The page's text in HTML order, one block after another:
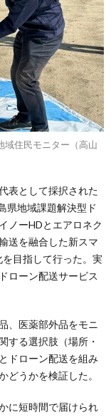
域住民モニター（高山
表として採択された
県地域課題解決型ド
ノーHDとエアロネク
送を融合した新スマ
目指して行った。実
ローン配送サービス
、医薬部外品をモニ
する選択肢（場所・
ドローン配送を組み
どうかを検証した。
に短時間で届けられ